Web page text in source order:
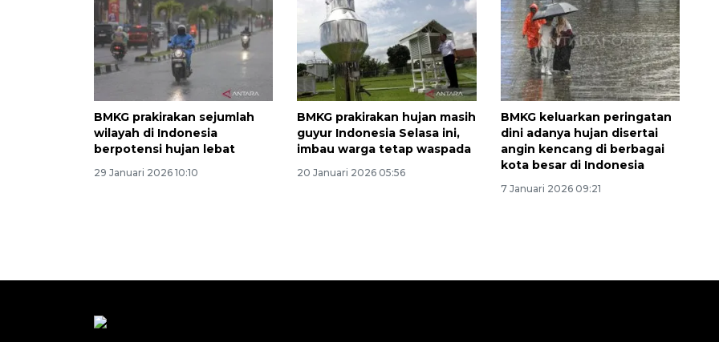
BMKG prakirakan sejumlah
wilayah di Indonesia
berpotensi hujan lebat
29 Januari 2026 10:10
BMKG prakirakan hujan masih
guyur Indonesia Selasa ini,
imbau warga tetap waspada
20 Januari 2026 05:56
BMKG keluarkan peringatan
dini adanya hujan disertai
angin kencang di berbagai
kota besar di Indonesia
7 Januari 2026 09:21